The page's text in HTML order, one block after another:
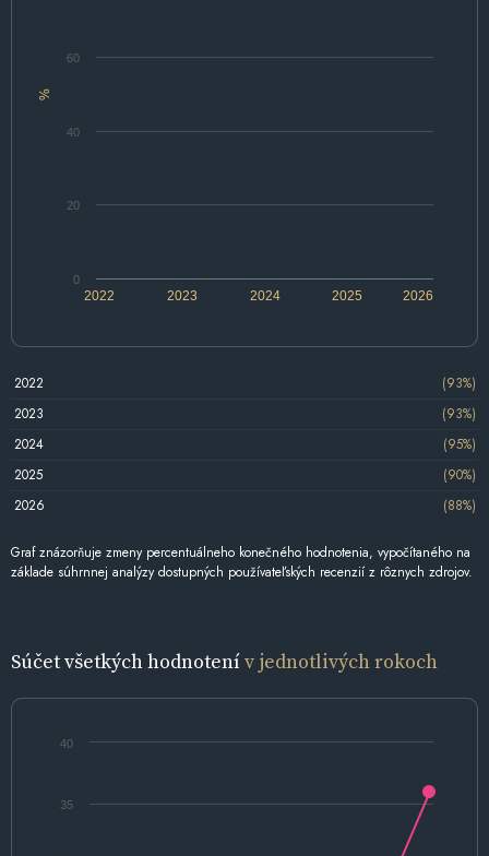
%
2022 2024 2026
2023 2025
0
20
40
60
2022
(93%)
2023
(93%)
2024
(95%)
2025
(90%)
2026
(88%)
Graf znázorňuje zmeny percentuálneho konečného hodnotenia, vypočítaného na
základe súhrnnej analýzy dostupných používateľských recenzií z rôznych zdrojov.
Súčet všetkých hodnotenív jednotlivých rokoch
35
40